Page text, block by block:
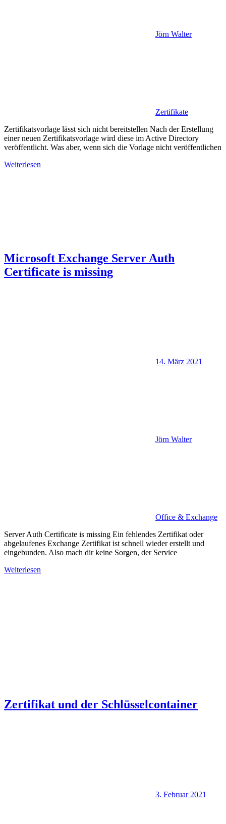
Jörn Walter
Zertifikate
Zertifikatsvorlage lässt sich nicht bereitstellen Nach der Erstellung
einer neuen Zertifikatsvorlage wird diese im Active Directory
veröffentlicht. Was aber, wenn sich die Vorlage nicht veröffentlichen
Weiterlesen
Microsoft Exchange Server Auth
Certificate is missing
14. März 2021
Jörn Walter
Office & Exchange
Server Auth Certificate is missing Ein fehlendes Zertifikat oder
abgelaufenes Exchange Zertifikat ist schnell wieder erstellt und
eingebunden. Also mach dir keine Sorgen, der Service
Weiterlesen
Zertifikat und der Schlüsselcontainer
3. Februar 2021